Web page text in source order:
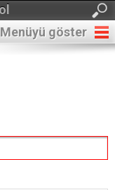
Menüyü göster